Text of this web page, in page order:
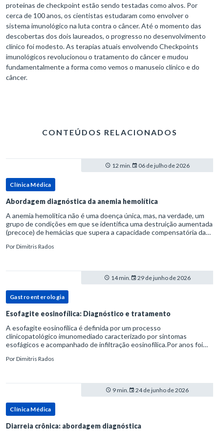
proteínas de checkpoint estão sendo testadas como alvos. Por
cerca de 100 anos, os cientistas estudaram como envolver o
sistema imunológico na luta contra o câncer. Até o momento das
descobertas dos dois laureados, o progresso no desenvolvimento
clínico foi modesto. As terapias atuais envolvendo Checkpoints
imunológicos revolucionou o tratamento do câncer e mudou
fundamentalmente a forma como vemos o manuseio clínico e do
câncer.
CONTEÚDOS RELACIONADOS
12 min. 06 de julho de 2026
Clínica Médica
Abordagem diagnóstica da anemia hemolítica
A anemia hemolítica não é uma doença única, mas, na verdade, um
grupo de condições em que se identifica uma destruição aumentada
(precoce) de hemácias que supera a capacidade compensatória da
PorDimitris Rados
14 min. 29 de junho de 2026
Gastroenterologia
Esofagite eosinofílica: Diagnóstico e tratamento
A esofagite eosinofílica é definida por um processo
clinicopatológico imunomediado caracterizado por sintomas
esofágicos e acompanhado de infiltração eosinofílica.Por anos foi
refluxo gastr
PorDimitris Rados
9 min. 24 de junho de 2026
Clínica Médica
Diarreia crônica: abordagem diagnóstica